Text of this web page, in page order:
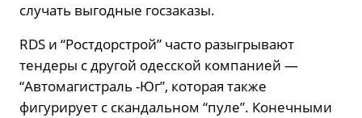
случать выгодные госзаказы.
RDS и “Ростдорстрой” часто разыгрывают
тендеры с другой одесской компанией —
“Автомагистраль -Юг”, которая также
фигурирует с скандальном “пуле”. Конечными